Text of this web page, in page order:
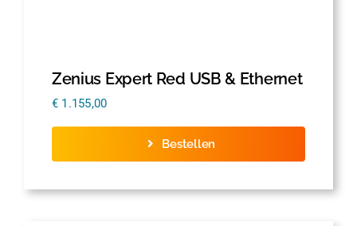
Zenius Expert Red USB & Ethernet
€ 1.155,00
Bestellen